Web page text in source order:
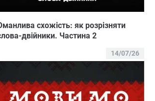
схожість: як розрізняти
двійники. Частина 2
14/07/26